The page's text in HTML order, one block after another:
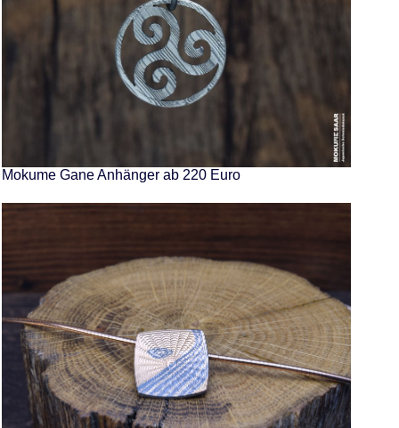
Mokume Gane Anhänger ab 220 Euro